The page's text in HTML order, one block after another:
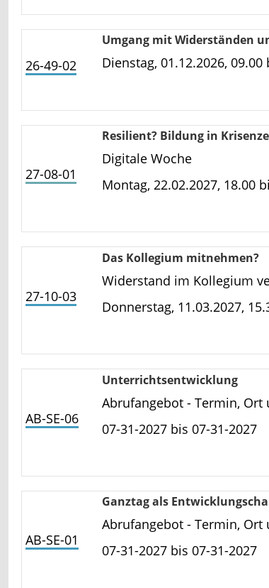
26-49-02
Umgang mit Widerständen
Dienstag, 01.12.2026, 09.00
27-08-01
Resilient? Bildung in
Digitale Woche
Montag, 22.02.2027, 18.00
27-10-03
Das Kollegium mitnehmen?
Widerstand im Kollegium
Donnerstag, 11.03.2027,
AB-SE-06
Unterrichtsentwicklung
Abrufangebot - Termin,
07-31-2027 bis 07-31-2027
AB-SE-01
Ganztag als
Abrufangebot - Termin,
07-31-2027 bis 07-31-2027